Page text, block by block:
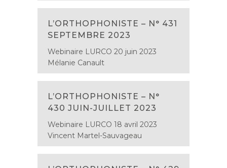
L’ORTHOPHONISTE – N° 431
SEPTEMBRE 2023
Webinaire LURCO 20 juin 2023
Mélanie Canault
L’ORTHOPHONISTE – N°
430 JUIN-JUILLET 2023
Webinaire LURCO 18 avril 2023
Vincent Martel-Sauvageau